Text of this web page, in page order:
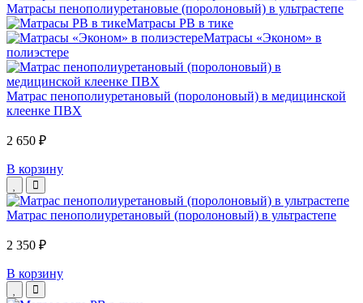
Матрасы пенополиуретановые (поролоновый) в ультрастепе
Матрасы РВ в тике
Матрасы «Эконом» в
полиэстере
Матрас пенополиуретановый (поролоновый) в медицинской
клеенке ПВХ
2 650 ₽
В корзину
Матрас пенополиуретановый (поролоновый) в ультрастепе
2 350 ₽
В корзину